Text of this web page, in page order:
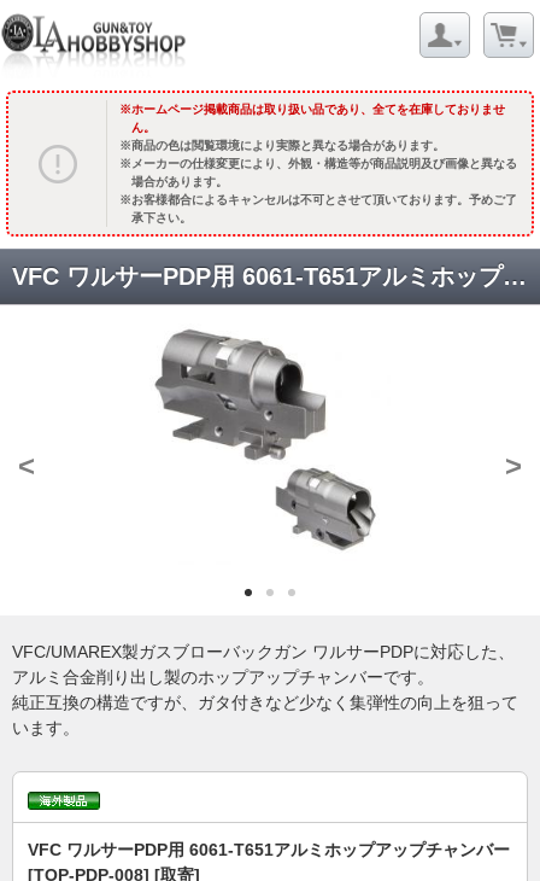
ホームページ掲載商品は取り扱い品であり、全てを在庫しておりませ
ん。
商品の色は閲覧環境により実際と異なる場合があります。
メーカーの仕様変更により、外観・構造等が商品説明及び画像と異なる
場合があります。
お客様都合によるキャンセルは不可とさせて頂いております。予めご了
承下さい。
VFC ワルサーPDP用 6061-T651アルミホップアップチャンバー [TOP-PDP-008] [取寄]
< >
VFC/UMAREX製ガスブローバックガン ワルサーPDPに対応した、
アルミ合金削り出し製のホップアップチャンバーです。
純正互換の構造ですが、ガタ付きなど少なく集弾性の向上を狙って
います。
VFC ワルサーPDP用 6061-T651アルミホップアップチャンバー
[TOP-PDP-008] [取寄]